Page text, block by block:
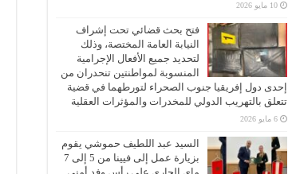
10 مايو 2026
فتح بحث قضائي تحت إشراف
النيابة العامة المختصة، وذلك
لتحديد جميع الأفعال الإجرامية
المنسوبة لمواطنتين تنحدران من
إحدى دول إفريقيا جنوب الصحراء لتورطهما في قضية
تتعلق بالتهريب الدولي للمخدرات والمؤثرات العقلية
6 مايو 2026
السيد عبد اللطيف حموشي يقوم
بزيارة عمل إلى فيينا من 5 إلى 7